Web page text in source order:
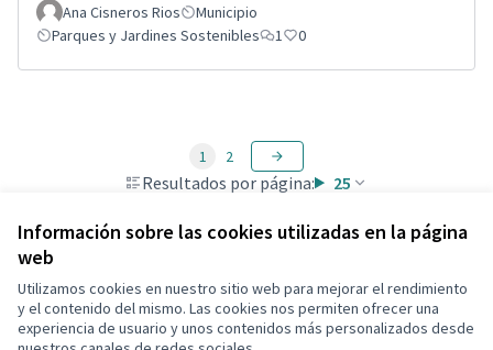
Información sobre las cookies utilizadas en la página
web
Utilizamos cookies en nuestro sitio web para mejorar el rendimiento
y el contenido del mismo. Las cookies nos permiten ofrecer una
experiencia de usuario y unos contenidos más personalizados desde
Ana Cisneros Rios
Municipio
Parques y Jardines Sostenibles
1 0
Resultados por página: 25
1 2
Términos y condiciones de uso
Configuración de cookies
Decidim Calafell en X
Decidim Calafell en Facebook
Decidim Calafell en YouTube
Decidim Calafell en GitHub